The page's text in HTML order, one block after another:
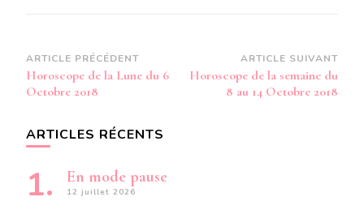
Navigation
d’article
ARTICLE PRÉCÉDENT
Horoscope de la Lune du 6
Octobre 2018
ARTICLE SUIVANT
Horoscope de la semaine du
8 au 14 Octobre 2018
ARTICLES RÉCENTS
En mode pause
12 juillet 2026